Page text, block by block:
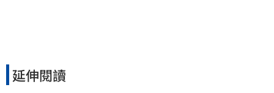
延伸閱讀